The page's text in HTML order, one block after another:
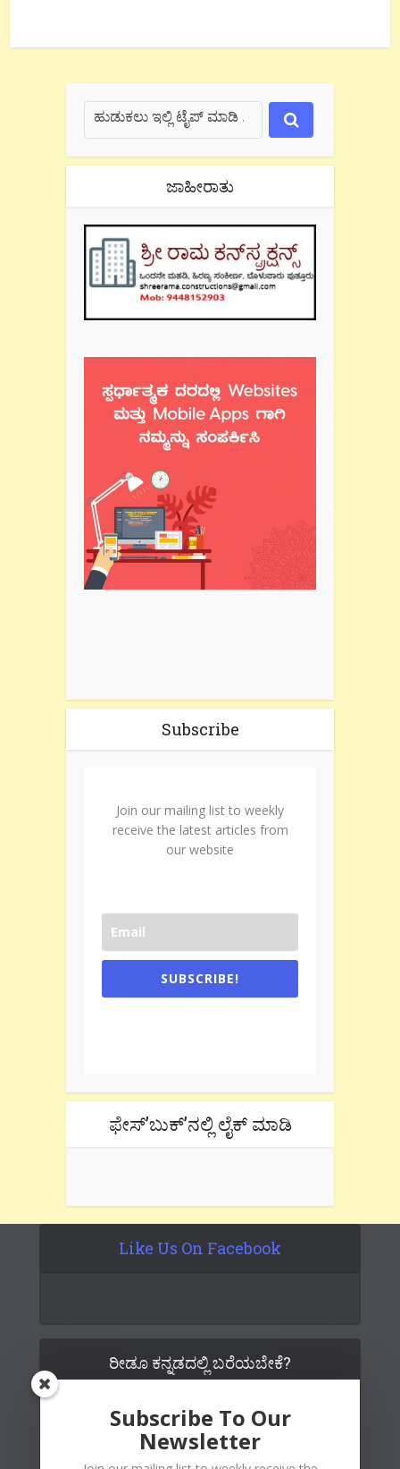
ಜಾಹೀರಾತು
Subscribe
Join our mailing list to weekly
receive the latest articles from
our website
SUBSCRIBE!
ಫೇಸ್’ಬುಕ್’ನಲ್ಲಿ ಲೈಕ್ ಮಾಡಿ
Like Us On Facebook
ರೀಡೂ ಕನ್ನಡದಲ್ಲಿ ಬರೆಯಬೇಕೆ?
Subscribe To Our
Newsletter